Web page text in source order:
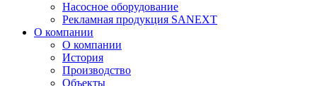
Насосное оборудование
Рекламная продукция SANEXT
О компании
О компании
История
Производство
Объекты